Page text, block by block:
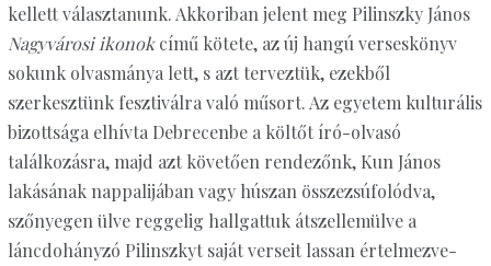
kellett választanunk. Akkoriban jelent meg Pilinszky János
Nagyvárosi ikonokcímű kötete, az új hangú verseskönyv
sokunk olvasmánya lett, s azt terveztük, ezekből
szerkesztünk fesztiválra való műsort. Az egyetem kulturális
bizottsága elhívta Debrecenbe a költőt író-olvasó
találkozásra, majd azt követően rendezőnk, Kun János
lakásának nappalijában vagy húszan összezsúfolódva,
szőnyegen ülve reggelig hallgattuk átszellemülve a
láncdohányzó Pilinszkyt saját verseit lassan értelmezve-